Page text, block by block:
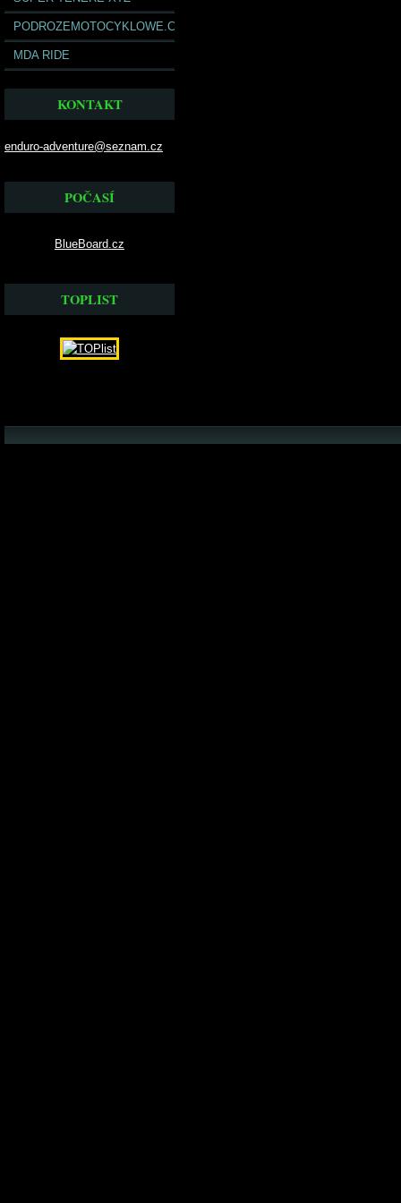
PODROZEMOTOCYKLOWE.COM
MDA RIDE
KONTAKT
enduro-adventure@seznam.cz
POČASÍ
BlueBoard.cz
TOPLIST